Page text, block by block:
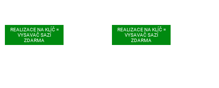
REALIZACE NA KLÍČ =
VYSAVAČ SAZÍ
ZDARMA
REALIZACE NA KLÍČ =
VYSAVAČ SAZÍ
ZDARMA